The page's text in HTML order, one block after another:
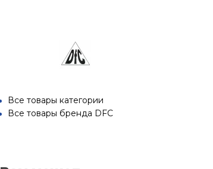
Все товары категории
Все товары бренда DFC